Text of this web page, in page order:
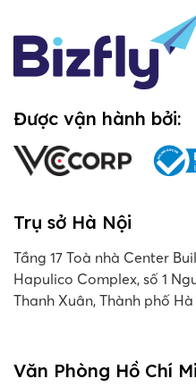
Được vận hành bởi:
Trụ sở Hà Nội
Tầng 17 Toà nhà Center
Hapulico Complex, số 1
Thanh Xuân, Thành phố
Văn Phòng Hồ Chí